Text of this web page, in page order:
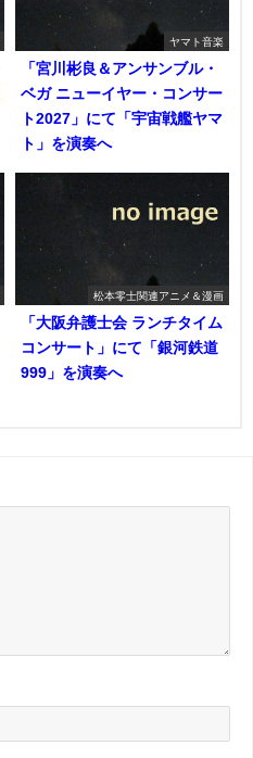
ヤマト音楽
「宮川彬良＆アンサンブル・
ベガ ニューイヤー・コンサー
ト2027」にて「宇宙戦艦ヤマ
ト」を演奏へ
松本零士関連アニメ＆漫画
「大阪弁護士会 ランチタイム
コンサート」にて「銀河鉄道
999」を演奏へ